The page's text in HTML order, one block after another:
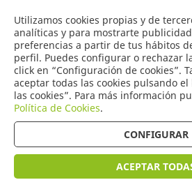
Utilizamos cookies propias y de
analíticas y para mostrarte
preferencias a partir de tus hábitos
perfil. Puedes configurar o rechazar
click en “Configuración de cookies”.
aceptar todas las cookies pulsando
las cookies”. Para más información
Política de Cookies.
CONFIGURAR
ACEPTAR
COMERCIO
DE TORRIJOS
Productos (4601)